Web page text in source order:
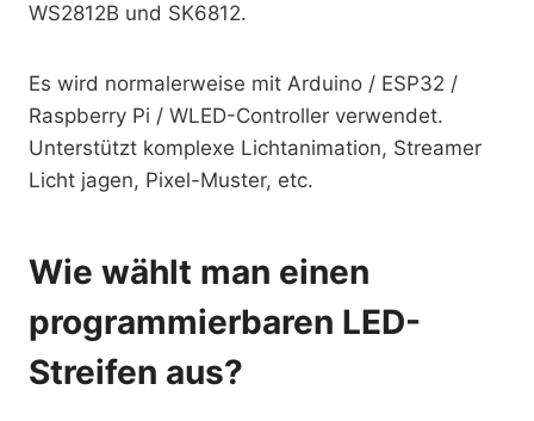
WS2812B und SK6812.
Es wird normalerweise mit Arduino / ESP32 /
Raspberry Pi / WLED-Controller verwendet.
Unterstützt komplexe Lichtanimation, Streamer
Licht jagen, Pixel-Muster, etc.
Wie wählt man einen
programmierbaren LED-
Streifen aus?